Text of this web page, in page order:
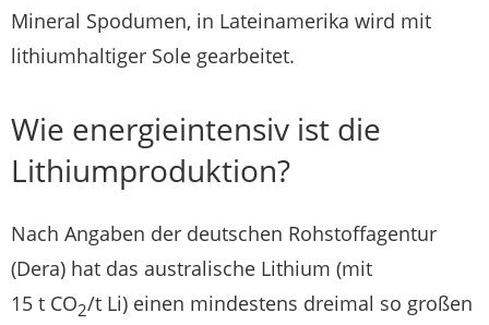
Mineral Spodumen, in Lateinamerika wird mit
lithiumhaltiger Sole gearbeitet.
Wie energieintensiv ist die
Lithiumproduktion?
Nach Angaben der deutschen Rohstoffagentur
(Dera) hat das australische Lithium (mit
15 t CO2/t Li) einen mindestens dreimal so großen